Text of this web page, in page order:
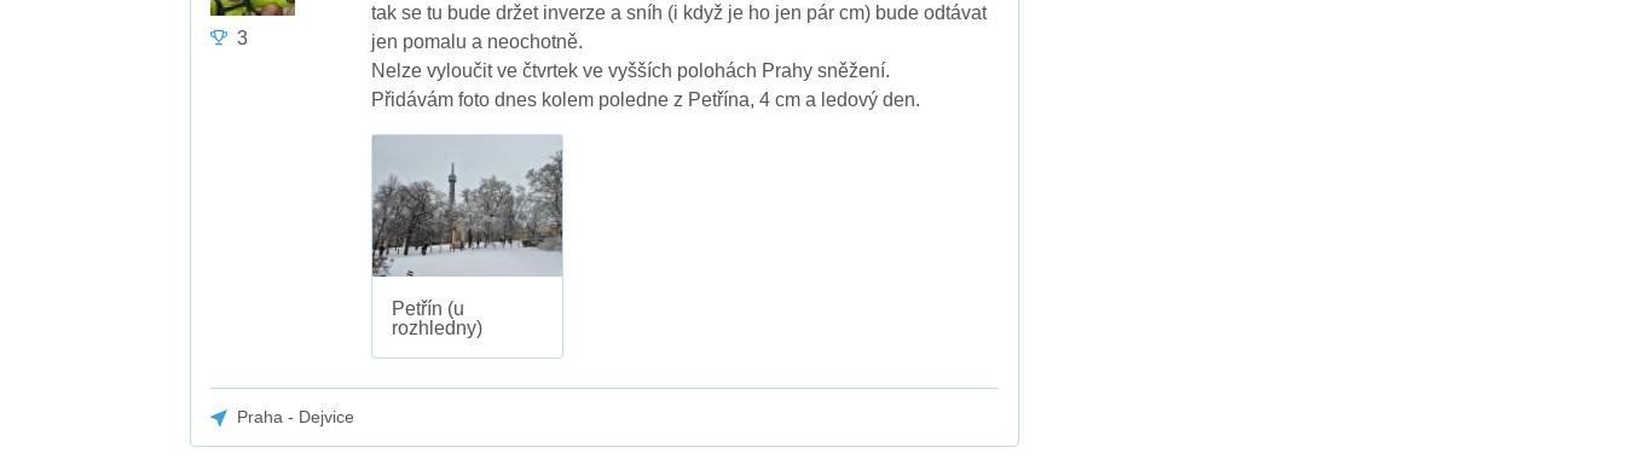
3
tak se tu bude držet inverze a sníh (i když je ho jen pár cm) bude odtávat
jen pomalu a neochotně.
Nelze vyloučit ve čtvrtek ve vyšších polohách Prahy sněžení.
Přidávám foto dnes kolem poledne z Petřína, 4 cm a ledový den.
Petřín (u
rozhledny)
Praha - Dejvice